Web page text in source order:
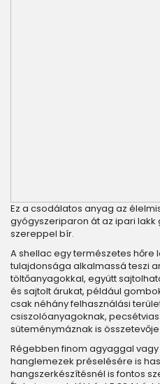
Ez a csodálatos anyag az
gyógyszeriparon át az ipari
szereppel bír.
A shellac egy természetes hőre
tulajdonsága alkalmassá teszi
töltőanyagokkal, együtt
és sajtolt árukat, például
csak néhány felhasználási
csiszolóanyagoknak,
süteménymáznak is
Régebben finom agyaggal
hanglemezek préselésére is
hangszerkészítésnél is fontos